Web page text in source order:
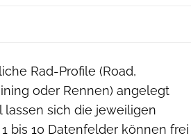
Rad-Profile (Road,
oder Rennen) angelegt
lassen sich die jeweiligen
bis 10 Datenfelder können frei